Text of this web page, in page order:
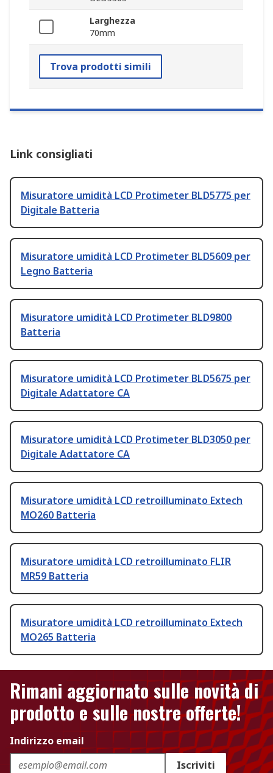
Larghezza
70mm
Trova prodotti simili
Link consigliati
Misuratore umidità LCD Protimeter BLD5775 per
Digitale Batteria
Misuratore umidità LCD Protimeter BLD5609 per
Legno Batteria
Misuratore umidità LCD Protimeter BLD9800
Batteria
Misuratore umidità LCD Protimeter BLD5675 per
Digitale Adattatore CA
Misuratore umidità LCD Protimeter BLD3050 per
Digitale Adattatore CA
Misuratore umidità LCD retroilluminato Extech
MO260 Batteria
Misuratore umidità LCD retroilluminato FLIR
MR59 Batteria
Misuratore umidità LCD retroilluminato Extech
MO265 Batteria
Rimani aggiornato sulle novità di
prodotto e sulle nostre offerte!
Indirizzo email
Iscriviti